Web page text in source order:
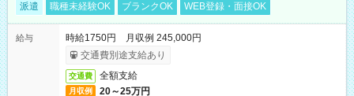
派遣 職種未経験OK ブランクOK WEB登録・面接OK
給与
時給1750円 月収例 245,000円
交通費別途支給あり
交通費 全額支給
月収例 20～25万円